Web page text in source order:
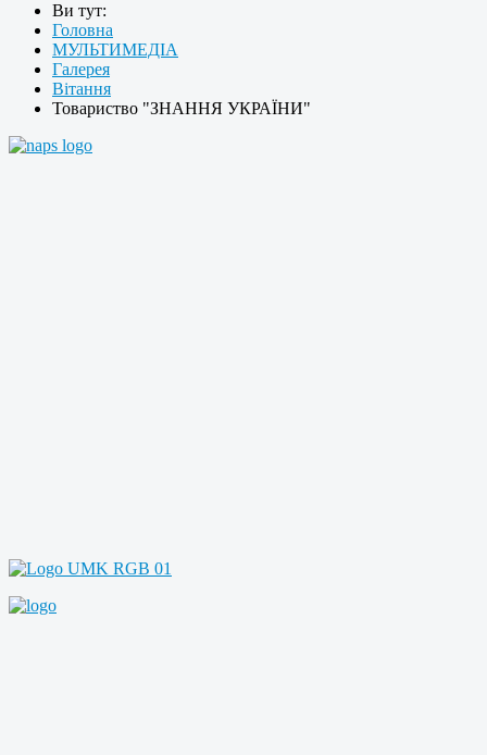
Ви тут:
Головна
МУЛЬТИМЕДІА
Галерея
Вітання
Товариство "ЗНАННЯ УКРАЇНИ"